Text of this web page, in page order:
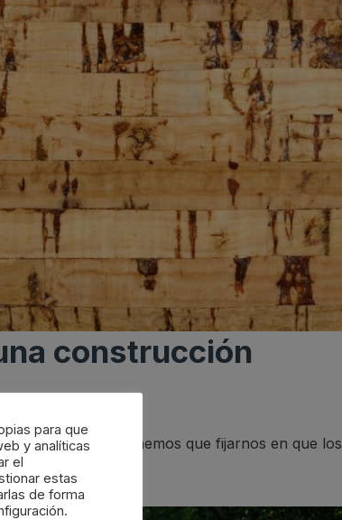
construcción
pero también tenemos que fijarnos en que los
para que
y analíticas
el
estas
de forma